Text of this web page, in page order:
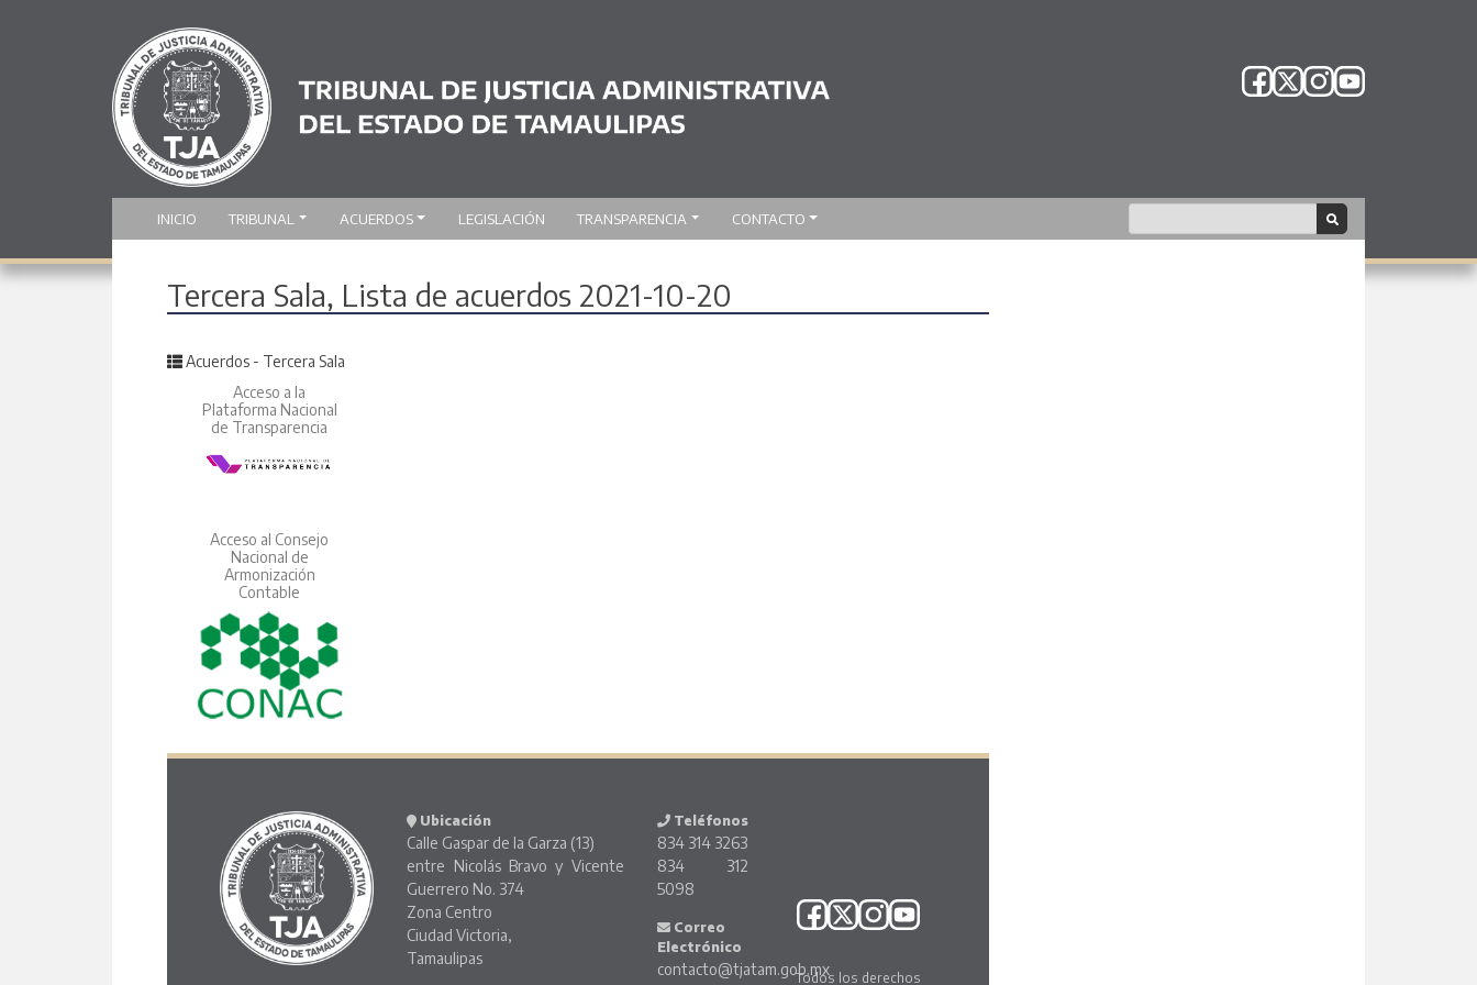
INICIO TRIBUNAL ACUERDOS LEGISLACIÓN TRANSPARENCIA CONTACTO
Tercera Sala, Lista de acuerdos 2021-10-20
Posted in
Acuerdos - Tercera Sala
Acceso a la
Plataforma Nacional
de Transparencia
Acceso al Consejo
Nacional de
Armonización
Contable
Ubicación
Calle Gaspar de la Garza (13)
entre Nicolás Bravo y Vicente
Guerrero No. 374
Zona Centro
Ciudad Victoria,
Tamaulipas
Teléfonos
834 314 3263
834 312
5098
Correo
Electrónico
contacto@tjatam.gob.mxTodos los derechos